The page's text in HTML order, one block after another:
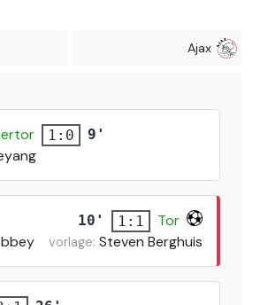
Ajax
1:0 9'
10' 1:1
Tor
vorlage: Steven Berghuis